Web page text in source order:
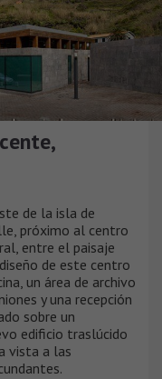
de la isla de
próximo al centro
entre el paisaje
de este centro
un área de archivo
y una recepción
sobre un
edificio traslúcido
vista a las